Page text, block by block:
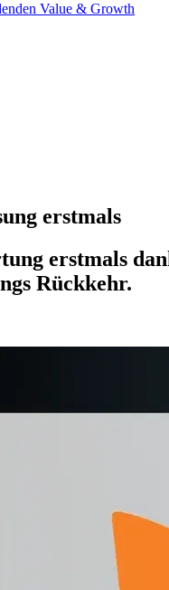
Value & Growth
erstmals
erstmals
Rückkehr.